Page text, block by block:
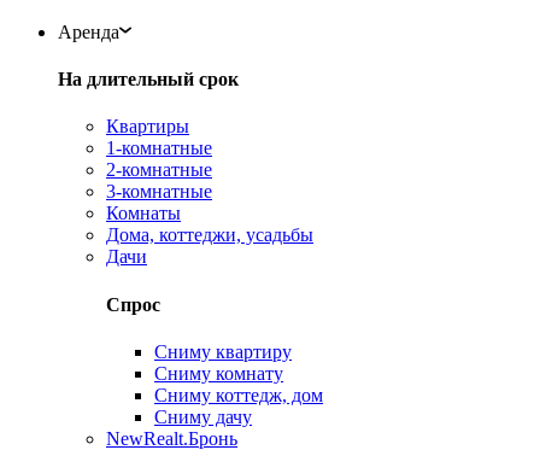
Аренда
На длительный срок
Квартиры
1-комнатные
2-комнатные
3-комнатные
Комнаты
Дома, коттеджи, усадьбы
Дачи
Спрос
Сниму квартиру
Сниму комнату
Сниму коттедж, дом
Сниму дачу
NewRealt.Бронь